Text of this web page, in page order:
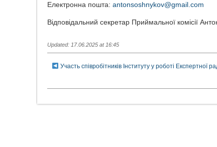
Електронна пошта: antonsoshnykov@gmail.com
Відповідальний секретар Приймальної комісії
Updated: 17.06.2025 at 16:45
Участь співробітників Інституту у роботі